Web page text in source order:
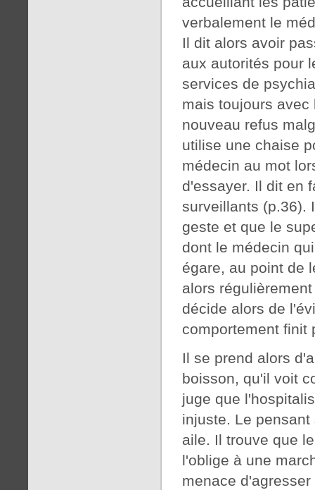
verbalement le
Il dit alors avoir
aux autorités pour
services de
mais toujours
nouveau refus
utilise une chaise
médecin au mot
d'essayer. Il dit en
surveillants (p.36).
geste et que le
dont le médecin
égare, au point de
alors
décide alors de
comportement finit
Il se prend alors
boisson, qu'il voit
juge que
injuste. Le
aile. Il trouve que
l'oblige à une
menace